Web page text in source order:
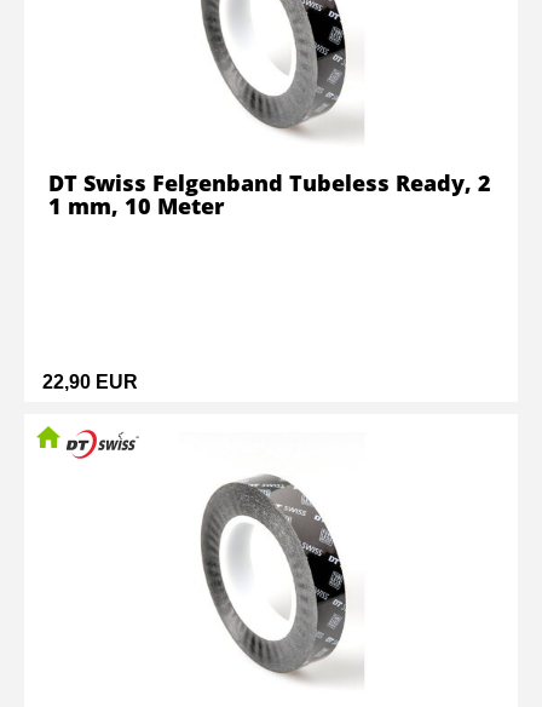
22,90 EUR
DT Swiss Felgenband Tubeless Ready, 2
1 mm, 10 Meter